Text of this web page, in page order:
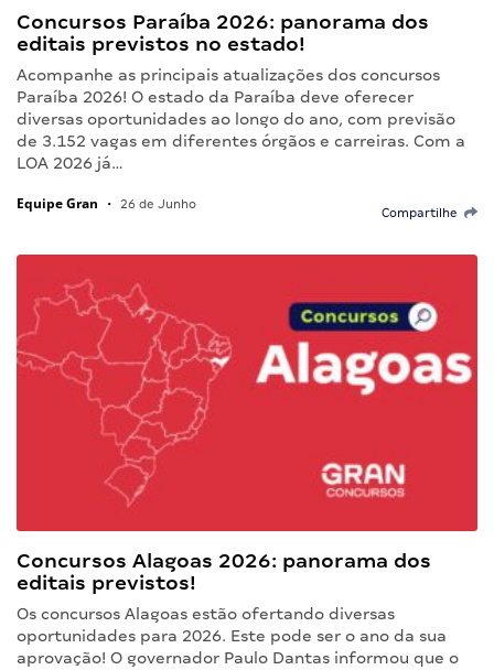
Concursos Paraíba 2026: panorama dos
editais previstos no estado!
Acompanhe as principais atualizações dos concursos
Paraíba 2026! O estado da Paraíba deve oferecer
diversas oportunidades ao longo do ano, com previsão
de 3.152 vagas em diferentes órgãos e carreiras. Com a
LOA 2026 já…
Equipe Gran • 26 de Junho
Compartilhe
Concursos Alagoas 2026: panorama dos
editais previstos!
Os concursos Alagoas estão ofertando diversas
oportunidades para 2026. Este pode ser o ano da sua
aprovação! O governador Paulo Dantas informou que o